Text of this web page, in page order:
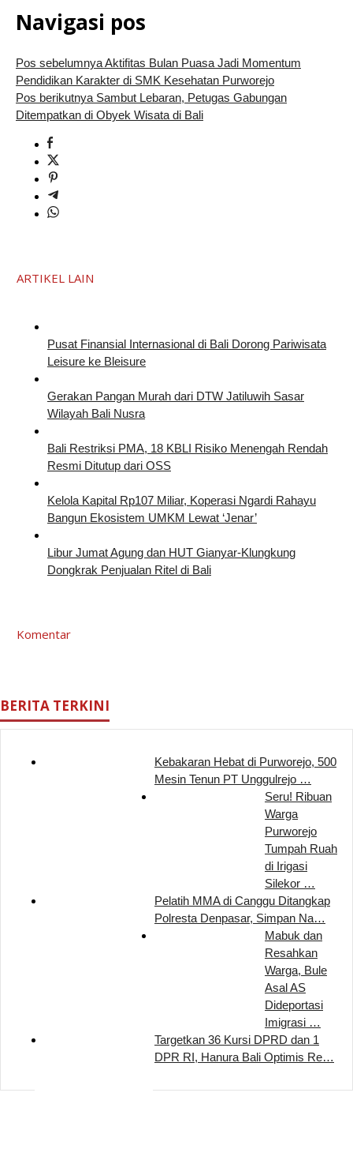
Navigasi pos
Pos sebelumnyaAktifitas Bulan Puasa Jadi Momentum
Pendidikan Karakter di SMK Kesehatan Purworejo
Pos berikutnyaSambut Lebaran, Petugas Gabungan
Ditempatkan di Obyek Wisata di Bali
ARTIKEL LAIN
Pusat Finansial Internasional di Bali Dorong Pariwisata
Leisure ke Bleisure
Gerakan Pangan Murah dari DTW Jatiluwih Sasar
Wilayah Bali Nusra
Bali Restriksi PMA, 18 KBLI Risiko Menengah Rendah
Resmi Ditutup dari OSS
Kelola Kapital Rp107 Miliar, Koperasi Ngardi Rahayu
Bangun Ekosistem UMKM Lewat ‘Jenar’
Libur Jumat Agung dan HUT Gianyar-Klungkung
Dongkrak Penjualan Ritel di Bali
Komentar
BERITA TERKINI
Kebakaran Hebat di Purworejo, 500
Mesin Tenun PT Unggulrejo …
Seru! Ribuan
Warga
Purworejo
Tumpah Ruah
di Irigasi
Silekor …
Pelatih MMA di Canggu Ditangkap
Polresta Denpasar, Simpan Na…
Mabuk dan
Resahkan
Warga, Bule
Asal AS
Dideportasi
Imigrasi …
Targetkan 36 Kursi DPRD dan 1
DPR RI, Hanura Bali Optimis Re…